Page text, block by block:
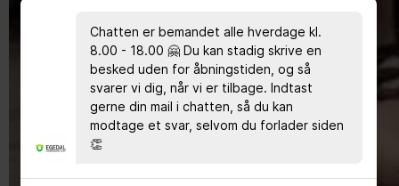
Chatten er bemandet alle hverdage kl.
8.00 - 18.00 🤗 Du kan stadig skrive en
besked uden for åbningstiden, og så
svarer vi dig, når vi er tilbage. Indtast
gerne din mail i chatten, så du kan
modtage et svar, selvom du forlader siden
👏